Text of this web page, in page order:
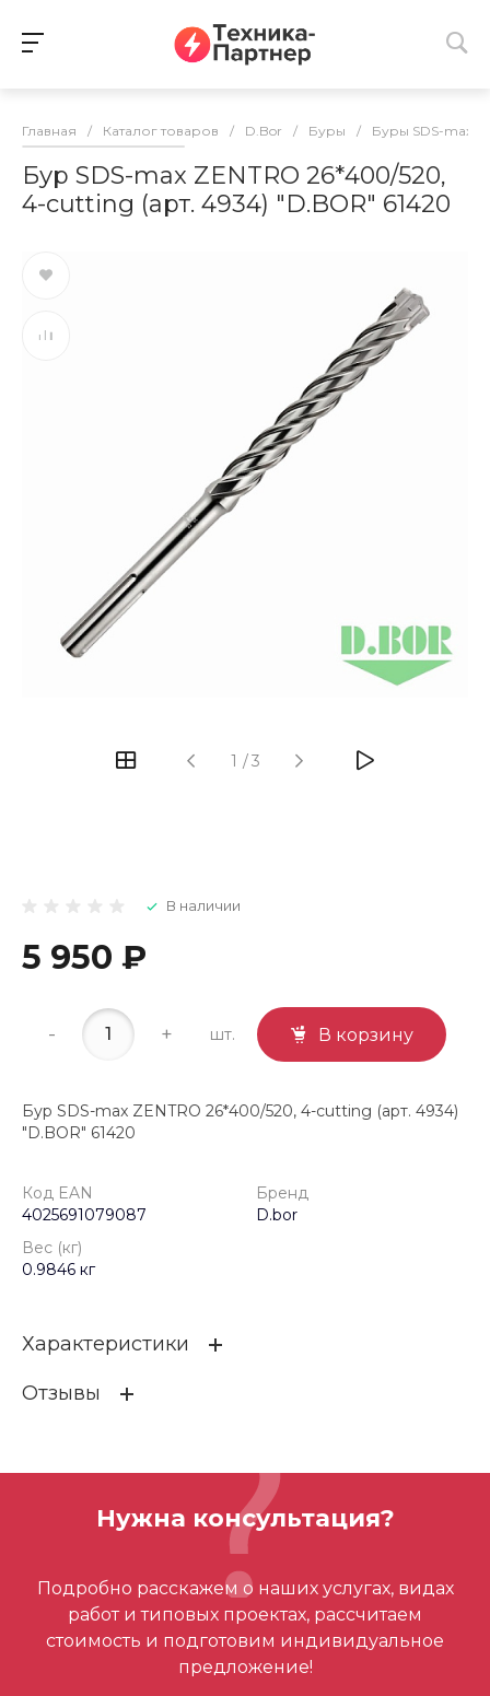
Главная / Каталог товаров / D.Bor / Буры / Буры SDS-max
Бур SDS-max ZENTRO 26*400/520,
4-cutting (арт. 4934) "D.BOR" 61420
1 /3
В наличии
5 950 ₽
- + шт. В корзину
Бур SDS-max ZENTRO 26*400/520, 4-cutting (арт. 4934)
"D.BOR" 61420
Код EAN
4025691079087
Бренд
D.bor
Вес (кг)
0.9846 кг
Характеристики
Код EAN
0.9846 кг
Отзывы
Отзывов ещё нет – ваш может стать
первым
Нужна консультация?
Подробно расскажем о наших услугах, видах
работ и типовых проектах, рассчитаем
стоимость и подготовим индивидуальное
предложение!